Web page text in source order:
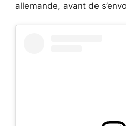
allemande, avant de